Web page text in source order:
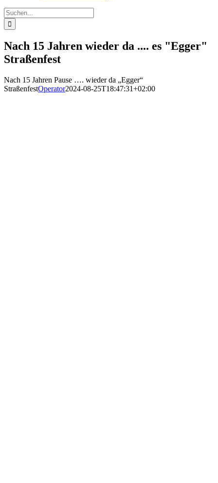
Suche
nach:
Nach 15 Jahren wieder da .... es "Egger"
Straßenfest
Nach 15 Jahren Pause …. wieder da „Egger“
StraßenfestOperator2024-08-25T18:47:31+02:00